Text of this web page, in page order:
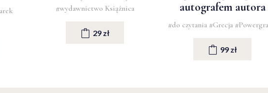
#wydawnictwo Książnica
29 zł
autografem autora
#do czytania #Grecja
99 zł